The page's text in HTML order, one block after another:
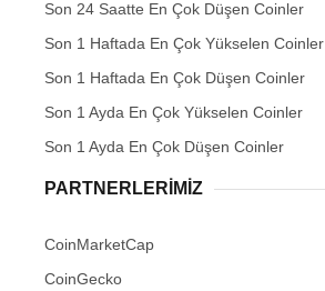
Son 24 Saatte En Çok Düşen Coinler
Son 1 Haftada En Çok Yükselen Coinler
Son 1 Haftada En Çok Düşen Coinler
Son 1 Ayda En Çok Yükselen Coinler
Son 1 Ayda En Çok Düşen Coinler
PARTNERLERIMIZ
CoinMarketCap
CoinGecko